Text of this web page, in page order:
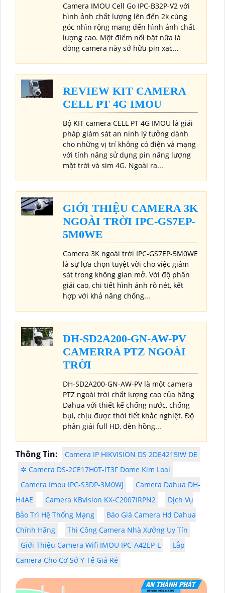
Camera IMOU Cell Go IPC-B32P-V2 với
hình ảnh chất lượng lên đến 2k cùng
góc nhìn rộng mang đến hình ảnh chất
lượng cao. Một điểm nổi bật nữa là
dòng camera này sở hữu pin xạc...
REVIEW KIT CAMERA
CELL PT 4G IMOU
Bộ KIT camera CELL PT 4G IMOU là giải
pháp giám sát an ninh lý tưởng dành
cho những vị trí không có điện và mạng
với tính năng sử dụng pin năng lượng
mặt trời và sim 4G. Ngoài ra...
GIỚI THIỆU CAMERA 3K
NGOÀI TRỜI IPC-GS7EP-
5M0WE
Camera 3K ngoài trời IPC-GS7EP-5M0WE
là sự lựa chọn tuyệt vời cho việc giám
sát trong không gian mở. Với độ phân
giải cao, chi tiết hình ảnh rõ nét, kết
hợp với khả năng chống...
DH-SD2A200-GN-AW-PV
CAMERRA PTZ NGOÀI
TRỜI
DH-SD2A200-GN-AW-PV là một camera
PTZ ngoài trời chất lượng cao của hãng
Dahua với thiết kế chống nước, chống
bụi, chịu được thời tiết khắc nghiệt. Độ
phân giải full HD, đèn hồng...
Thông Tin:
Camera IP HIKVISION DS 2DE4215IW DE
✲ Camera DS-2CE17H0T-IT3F Dome Kim Loại
Camera Imou IPC-S3DP-3M0WJ
Camera Dahua DH-
H4AE
Camera KBvision KX-C2007IRPN2
Dịch Vụ
Bảo Trì Hệ Thống Mạng
Báo Giá Camera Hd Dahua
Chính Hãng
Thi Công Camera Nhà Xưởng Uy Tín
Giới Thiệu Camera Wifi IMOU IPC-A42EP-L
Lắp
Camera Cho Cơ Sở Y Tế Giá Rẻ